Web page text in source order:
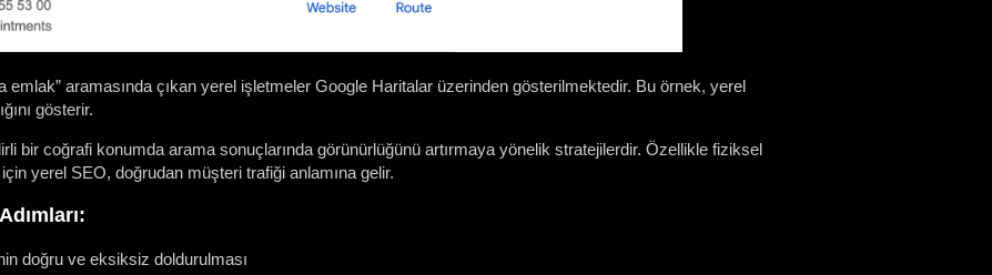
emlak” aramasında çıkan yerel işletmeler Google Haritalar üzerinden gösterilmektedir. Bu örnek, yerel
gösterir.
bir coğrafi konumda arama sonuçlarında görünürlüğünü artırmaya yönelik stratejilerdir. Özellikle fiziksel
yerel SEO, doğrudan müşteri trafiği anlamına gelir.
doğru ve eksiksiz doldurulması